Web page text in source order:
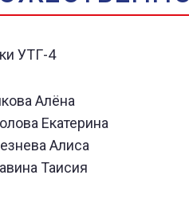
Алёна
Екатерина
Алиса
Таисия